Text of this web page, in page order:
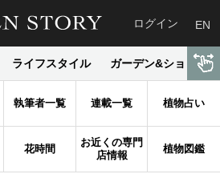
ログイン EN
ライフスタイル ガーデン&ショップ
執筆者一覧 連載一覧 植物占い
花時間
お近くの専門
店情報
植物図鑑